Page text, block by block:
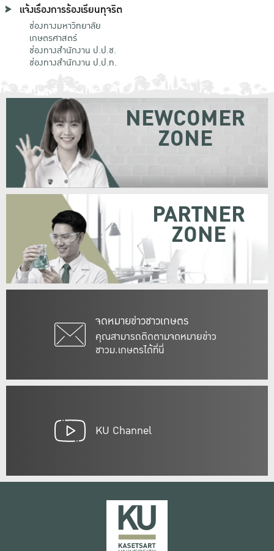
แจ้งเรื่องการร้องเรียนทุจริต
ช่องทางมหาวิทยาลัย
เกษตรศาสตร์
ช่องทางสำนักงาน ป.ป.ช.
ช่องทางสำนักงาน ป.ป.ท.
จดหมายข่าวชาวเกษตร
คุณสามารถติดตามจดหมายข่าว
ชาวม.เกษตรได้ที่นี่
NEWCOMER
ZONE
PARTNER
ZONE
KU Channel